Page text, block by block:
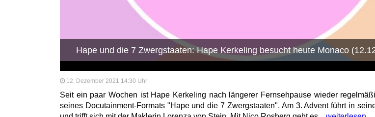
Hape und die 7 Zwergstaaten: Hape Kerkeling besucht heute Monaco
12. Dezember 2021 14:30 Uhr
Seit ein paar Wochen ist Hape Kerkeling nach längerer Fernsehpause wieder
seines Docutainment-Formats "Hape und die 7 Zwergstaaten". Am 3. Advent führt in